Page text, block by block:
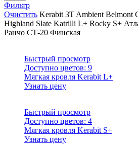
Фильтр
Очистить Kerabit 3T Ambient Belmont
Highland Slate Katrilli L+ Rocky S+
Ранчо СТ-20 Финская
Быстрый просмотр
Доступно цветов: 9
Мягкая кровля Kerabit L+
Узнать цену
Быстрый просмотр
Доступно цветов: 4
Мягкая кровля Kerabit S+
Узнать цену